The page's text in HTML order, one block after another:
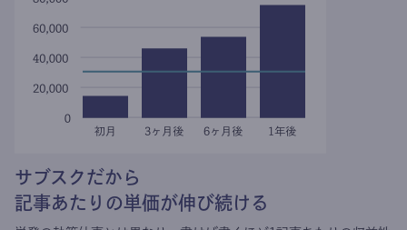
サブスクだから
記事あたりの単価が伸び続ける